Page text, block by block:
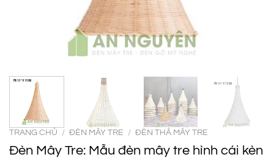
TRANG CHỦ / ĐÈN MÂY TRE / ĐÈN THẢ MÂY TRE
Đèn Mây Tre: Mẫu đèn mây tre hình cái kèn